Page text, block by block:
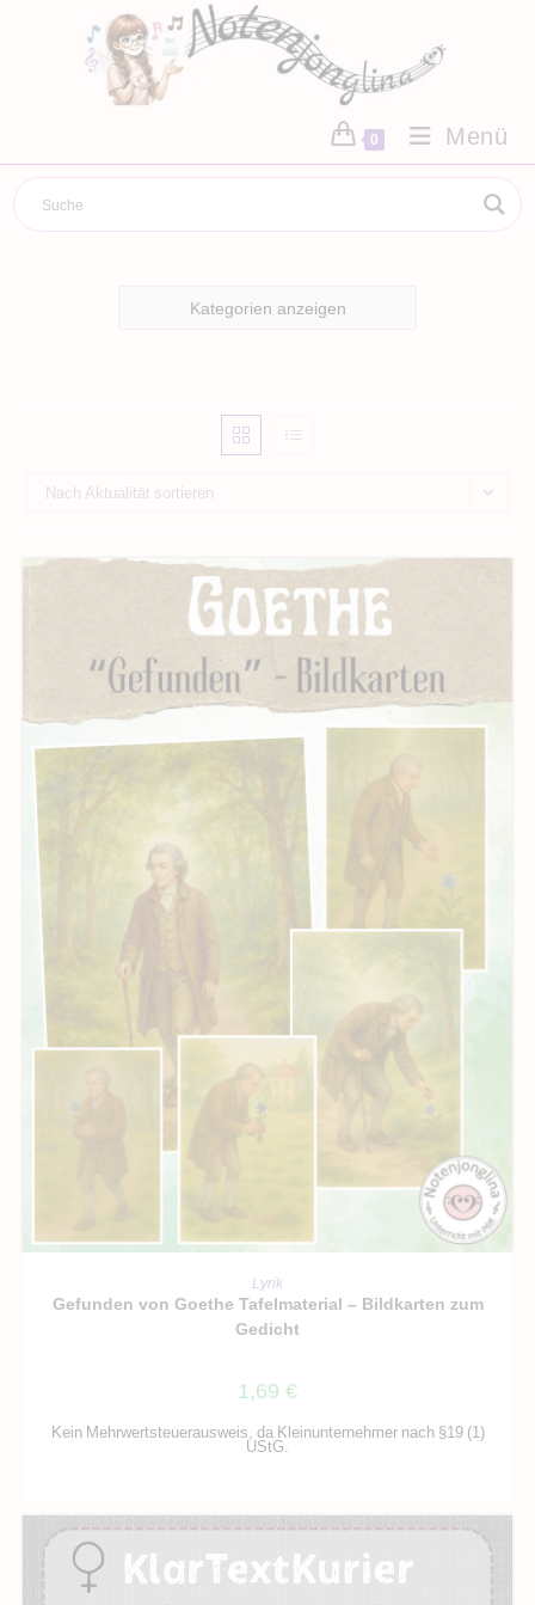
0 Menü
Kategorien anzeigen
Nach Aktualität sortieren
IN DEN WARENKORB
Lyrik
Gefunden von Goethe Tafelmaterial – Bildkarten zum
Gedicht
1,69 €
Kein Mehrwertsteuerausweis, da Kleinunternehmer nach §19 (1)
UStG.